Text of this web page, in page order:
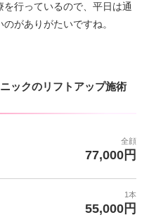
行っているので、平日は通
がありがたいですね。
ックのリフトアップ施術
全顔
77,000円
1本
55,000円